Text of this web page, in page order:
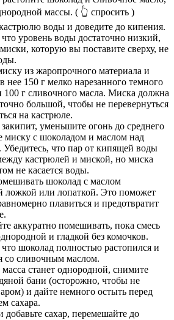
массы. ( 👆 спросить )
воды и доведите до кипения.
уровень воды достаточно низкий,
которую вы поставите сверху, не
из жаропрочного материала и
нее 150 г мелко нарезанного темного
100 г сливочного масла. Миска должна
большой, чтобы не перевернуться
на кастрюле.
уменьшите огонь до среднего
миску с шоколадом и маслом над
Убедитесь, что пар от кипящей воды
кастрюлей и миской, но миска
не касается воды.
шоколад с маслом
ложкой или лопаткой. Это поможет
плавиться и предотвратит
аккуратно помешивать, пока смесь
и гладкой без комочков.
что шоколад полностью растопился и
со сливочным маслом.
масса станет однородной, снимите
бани (осторожно, чтобы не
и дайте немного остыть перед
сахара.
сахар, перемешайте до